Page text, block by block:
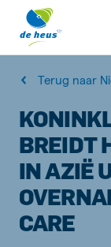
Terug naar
BREIDT
IN AZIË
CARE